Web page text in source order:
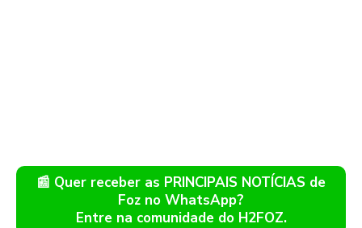
📰 Quer receber as PRINCIPAIS NOTÍCIAS de
Foz no WhatsApp?
Entre na comunidade do H2FOZ.